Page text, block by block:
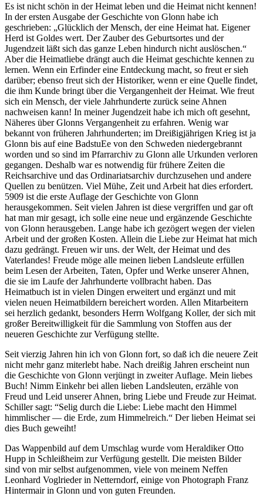
Es ist nicht schön in der Heimat leben und die Heimat nicht kennen!
In der ersten Ausgabe der Geschichte von Glonn habe ich
geschrieben: „Glücklich der Mensch, der eine Heimat hat. Eigener
Herd ist Goldes wert. Der Zauber des Geburtsortes und der
Jugendzeit läßt sich das ganze Leben hindurch nicht auslöschen.“
Aber die Heimatliebe drängt auch die Heimat­ geschichte kennen zu
lernen. Wenn ein Erfinder eine Entdeckung macht, so freut er sieh
darüber; ebenso freut sich der Historiker, wenn er eine Quelle findet,
die ihm Kunde bringt über die Vergangenheit der Heimat. Wie freut
sich ein Mensch, der viele Jahrhunderte zurück seine Ahnen
nachweisen kann! In meiner Jugendzeit habe ich mich oft gesehnt,
Näheres über Glonns Vergangenheit zu erfahren. Wenig war
bekannt von früheren Jahrhunderten; im Dreißigjährigen Krieg ist ja
Glonn bis auf eine BadstuEe von den Schweden niedergebrannt
worden und so sind im Pfarrarchiv zu Glonn alle Urkunden verloren
gegangen. Deshalb war es notwendig für frühere Zeiten die
Reichsarchive und das Ordinariatsarchiv durchzusehen und andere
Quellen zu benützen. Viel Mühe, Zeit und Arbeit hat dies erfordert.
5909 ist die erste Auflage der Geschichte von Glonn
herausgekommen. Seit vielen Jahren ist diese vergriffen und gar oft
hat man mir gesagt, ich solle eine neue und ergänzende Geschichte
von Glonn herausgeben. Lange habe ich gezögert wegen der vielen
Arbeit und der großen Kosten. Allein die Liebe zur Heimat hat mich
dazu gedrängt. Freuen wir uns. der Welt, der Heimat und des
Vaterlandes! Freude möge alle meinen lieben Landsleute erfüllen
beim Lesen der Arbeiten, Taten, Opfer und Werke unserer Ahnen,
die sie im Laufe der Jahrhunderte vollbracht haben. Das
Heimatbuch ist in vielen Dingen erweitert und ergänzt und mit
vielen neuen Heimatbildern bereichert worden. Allen Mitarbeitern
sei herzlich gedankt, besonders Herrn Wolfgang Koller, der sich mit
großer Bereitwilligkeit für die Sammlung von Stoffen aus der
neueren Geschichte zur Verfügung stellte.
Seit vierzig Jahren hin ich von Glonn fort, so daß ich die neuere Zeit
nicht mehr ganz miterlebt habe. Nach dreißig Jahren erscheint nun
die Geschichte von Glonn verjüngt in zweiter Auflage. Mein liebes
Buch! Nimm Einkehr bei allen lieben Landsleuten, erzähle von
Freud und Leid unserer Ahnen, bring Liebe und Freude zur Heimat.
Schiller sagt: “Selig durch die Liebe: Liebe macht den Himmel
himmlischer — die Erde, zum Himmelreich.“ Der lieben Heimat sei
dies Buch geweiht!
Das Wappenbild auf dem Umschlag wurde vom Heraldiker Otto
Hupp in Schleißheim zur Verfügung gestellt. Die meisten Bilder
sind von mir selbst aufgenommen, viele von meinem Neffen
Leonhard Voglrieder in Netterndorf, einige von Photograph Franz
Hintermair in Glonn und von guten Freunden.